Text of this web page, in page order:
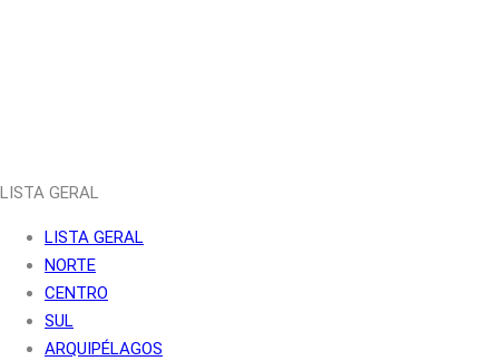
LISTA GERAL
LISTA GERAL
NORTE
CENTRO
SUL
ARQUIPÉLAGOS